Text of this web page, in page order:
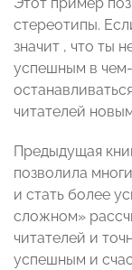
стереотипы.
значит , что ты
успешным в
читателей
Предыдущая
позволила
и стать более
сложном»
читателей и
успешным и